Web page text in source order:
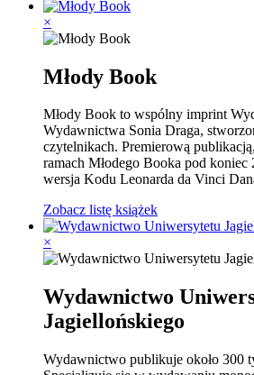
×
Młody Book
Młody Book to wspólny imprint
Wydawnictwa Sonia Draga,
czytelnikach. Premierową
ramach Młodego Booka pod koniec
wersja Kodu Leonarda da Vinci
Zobacz listę książek
×
Wydawnictwo
Jagiellońskiego
Wydawnictwo publikuje około 300